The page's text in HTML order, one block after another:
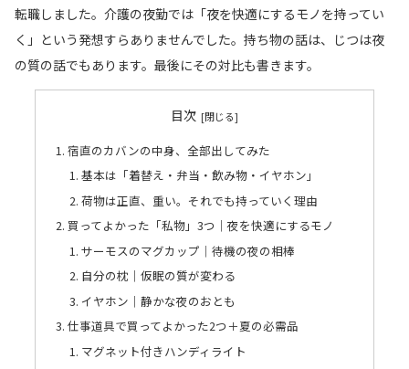
転職しました。介護の夜勤では「夜を快適にするモノを持ってい
く」という発想すらありませんでした。持ち物の話は、じつは夜
の質の話でもあります。最後にその対比も書きます。
目次
宿直のカバンの中身、全部出してみた
基本は「着替え・弁当・飲み物・イヤホン」
荷物は正直、重い。それでも持っていく理由
買ってよかった「私物」3つ｜夜を快適にするモノ
サーモスのマグカップ｜待機の夜の相棒
自分の枕｜仮眠の質が変わる
イヤホン｜静かな夜のおとも
仕事道具で買ってよかった2つ＋夏の必需品
マグネット付きハンディライト